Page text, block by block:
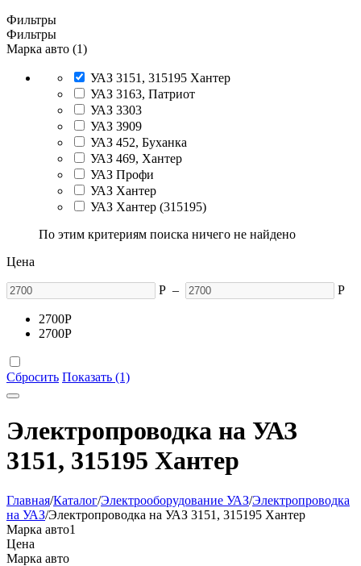
Фильтры
Фильтры
Марка авто (1)
УАЗ 3151, 315195 Хантер
УАЗ 3163, Патриот
УАЗ 3303
УАЗ 3909
УАЗ 452, Буханка
УАЗ 469, Хантер
УАЗ Профи
УАЗ Хантер
УАЗ Хантер (315195)
По этим критериям поиска ничего не найдено
Цена
Р – Р
2700Р
2700Р
Сбросить Показать (1)
Электропроводка на УАЗ
3151, 315195 Хантер
Главная/Каталог/Электрооборудование УАЗ/Электропроводка
на УАЗ/Электропроводка на УАЗ 3151, 315195 Хантер
Марка авто1
Цена
Марка авто